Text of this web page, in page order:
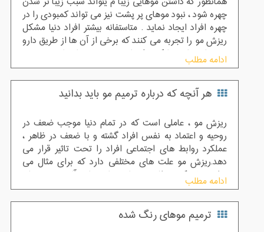
چهره شود ، نبود موهای پر پشت نیز می تواند کمبودی را در
چهره افراد ایجاد نماید . متاستفانه بیشتر افراد دنیا مشکل
ریزش مو را تجربه می کنند که برخی از آن ها از طریق دارو
و درمان های پزشکی رفع شده و ریزش های شدید نیز غیر
قابل درمان خواهند بود .
ادامه مطلب
هر آنچه که درباره ترمیم مو باید بدانید
ریزش مو ، عاملی است که در تمام دنیا موجب ضعف در
روحیه و اعتماد به نفس افراد گشته و با ضعف در ظاهر ،
عملکرد روابط های اجتماعی افراد را تحت تاثیر قرار می
دهد.ریزش مو علت های مختلفی دارد که برای مثال می
توان به ژنتیک ، وراثت ، بیماری هایی مانند آلوپسی ، درمان
های دارویی و... اشاره کرد . با پیشرفت علم و به وجود آمدن
روش های معتبر امکان بازگشت موهای از دست رفته برای
این افراد فراهم شده است که از میان این روش ها می
ادامه مطلب
ترمیم موهای رنگ شده